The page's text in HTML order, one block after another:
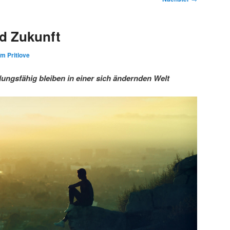
Zukunft
Pritlove
bleiben in einer sich ändernden Welt